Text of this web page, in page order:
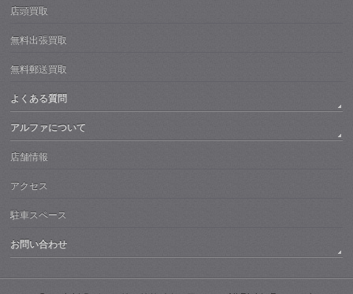
店頭買取
無料出張買取
無料郵送買取
よくある質問
アルファについて
店舗情報
アクセス
駐車スペース
お問い合わせ